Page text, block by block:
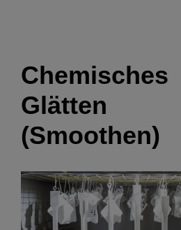
Chemisches
Glätten
(Smoothen)